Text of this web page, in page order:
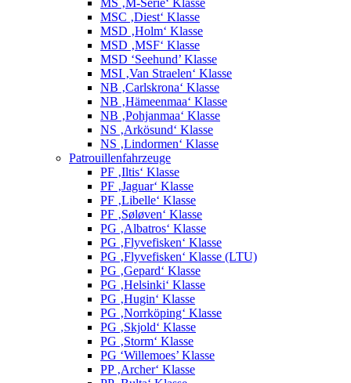
MS ‚M-Serie‘ Klasse
MSC ‚Diest‘ Klasse
MSD ‚Holm‘ Klasse
MSD ‚MSF‘ Klasse
MSD ‘Seehund’ Klasse
MSI ‚Van Straelen‘ Klasse
NB ‚Carlskrona‘ Klasse
NB ‚Hämeenmaa‘ Klasse
NB ‚Pohjanmaa‘ Klasse
NS ‚Arkösund‘ Klasse
NS ‚Lindormen‘ Klasse
Patrouillenfahrzeuge
PF ‚Iltis‘ Klasse
PF ‚Jaguar‘ Klasse
PF ‚Libelle‘ Klasse
PF ‚Søløven‘ Klasse
PG ‚Albatros‘ Klasse
PG ‚Flyvefisken‘ Klasse
PG ‚Flyvefisken‘ Klasse (LTU)
PG ‚Gepard‘ Klasse
PG ‚Helsinki‘ Klasse
PG ‚Hugin‘ Klasse
PG ‚Norrköping‘ Klasse
PG ‚Skjold‘ Klasse
PG ‚Storm‘ Klasse
PG ‘Willemoes’ Klasse
PP ‚Archer‘ Klasse